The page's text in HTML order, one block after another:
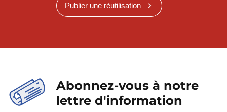
Publier une réutilisation
Abonnez-vous à notre
lettre d'information